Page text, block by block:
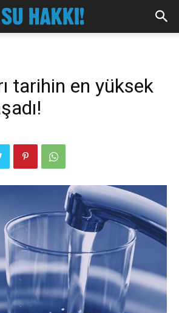
tarihin en yüksek